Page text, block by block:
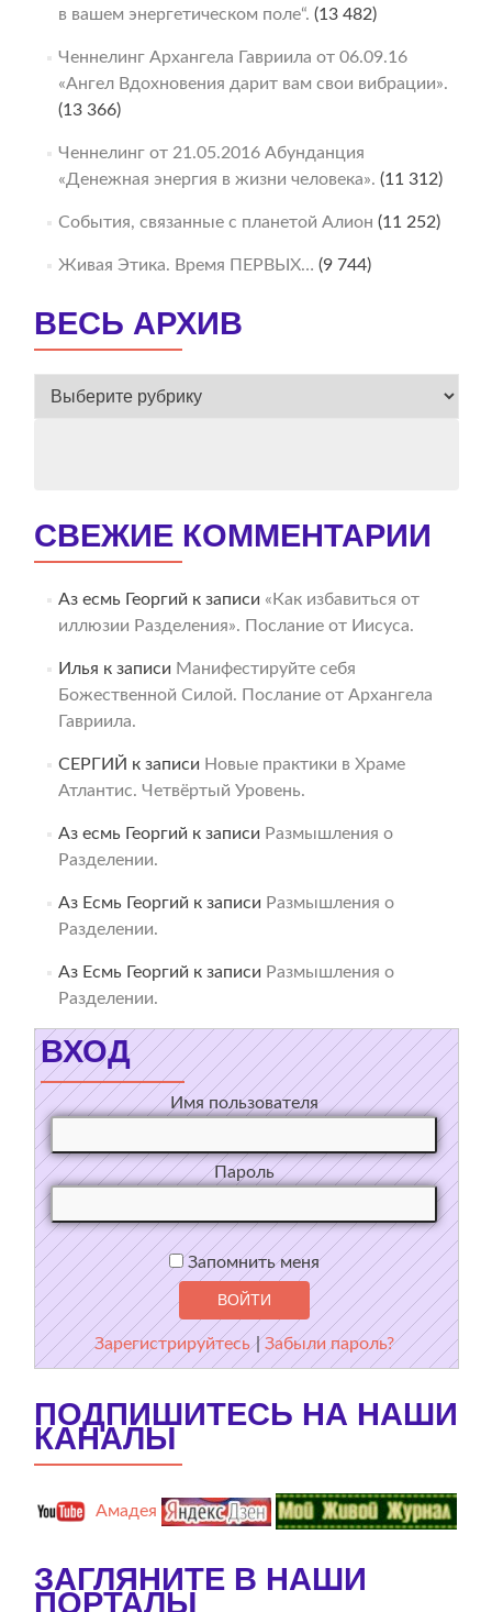
в вашем энергетическом поле“. (13 482)
Ченнелинг Архангела Гавриила от 06.09.16
«Ангел Вдохновения дарит вам свои вибрации».
(13 366)
Ченнелинг от 21.05.2016 Абунданция
«Денежная энергия в жизни человека». (11 312)
События, связанные с планетой Алион (11 252)
Живая Этика. Время ПЕРВЫХ… (9 744)
ВЕСЬ АРХИВ
ВЕСЬ
СВЕЖИЕ КОММЕНТАРИИ
Аз есмь Георгий к записи «Как избавиться от
иллюзии Разделения». Послание от Иисуса.
Илья к записи Манифестируйте себя
Божественной Силой. Послание от Архангела
Гавриила.
СЕРГИЙ к записи Новые практики в Храме
Атлантис. Четвёртый Уровень.
Аз есмь Георгий к записи Размышления о
Разделении.
Аз Есмь Георгий к записи Размышления о
Разделении.
Аз Есмь Георгий к записи Размышления о
Разделении.
ВХОД
Имя пользователя
Пароль
Запомнить меня
Зарегистрируйтесь |Забыли пароль?
ПОДПИШИТЕСЬ НА НАШИ
КАНАЛЫ
Амадея
ЗАГЛЯНИТЕ В НАШИ
ПОРТАЛЫ